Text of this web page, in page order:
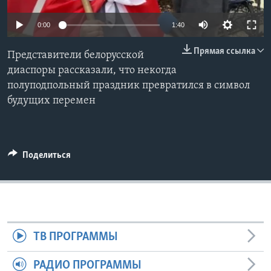
Learning English
СОЦИАЛЬНЫЕ СЕТИ
0:00 1:40
Прямая ссылка
Представители белорусской
диаспоры рассказали, что некогда
полуподпольный праздник превратился в символ
будущих перемен
Поделиться
ТВ ПРОГРАММЫ
РАДИО ПРОГРАММЫ